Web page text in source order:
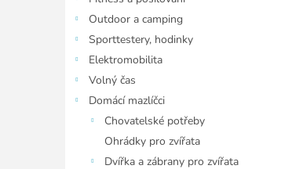
Outdoor a camping
Sporttestery, hodinky
Elektromobilita
Volný čas
Domácí mazlíčci
Chovatelské potřeby
Ohrádky pro zvířata
Dvířka a zábrany pro zvířata